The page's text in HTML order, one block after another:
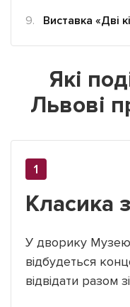
Виставка «Дві
Які
Львові
Класика
У дворику
відбудеться
відвідати разом